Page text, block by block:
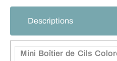
Descriptions
Mini Boîtier de Cils